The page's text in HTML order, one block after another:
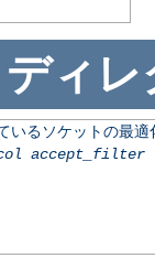
ディレ
いるソケットの最適
accept_filter